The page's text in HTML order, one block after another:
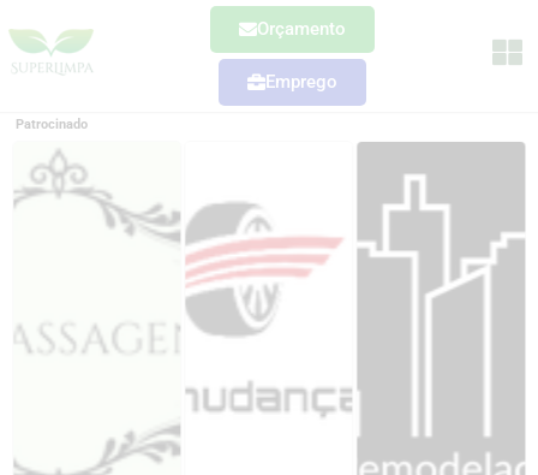
Orçamento
Emprego
Patrocinado